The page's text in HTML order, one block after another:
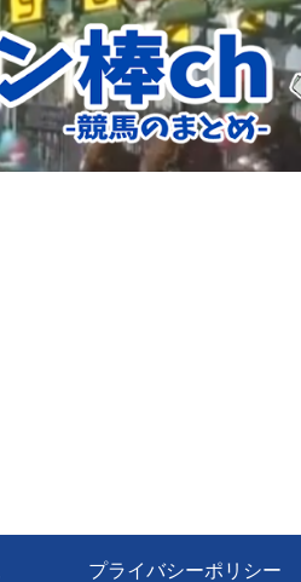
プライバシーポリシー